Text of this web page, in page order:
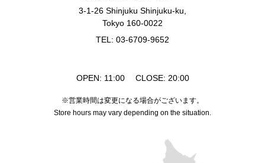
3-1-26 Shinjuku Shinjuku-ku,
Tokyo 160-0022
TEL: 03-6709-9652
OPEN: 11:00 CLOSE: 20:00
※営業時間は変更になる場合がございます。
Store hours may vary depending on the situation.